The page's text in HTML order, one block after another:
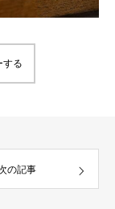
する
の記事